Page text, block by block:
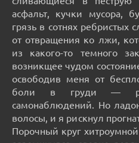
асфальт, кучки мусора,
грязь в сотнях ребристых
от отвращения ко лжи,
из какого-то темного
возникщее чудом
освободив меня от
боли в груди —
самонаблюдений. Но
волосы, и я рискнул
Порочный круг